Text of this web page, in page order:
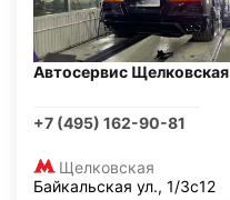
Автосервис Щелковская
+7 (495) 162-90-81
Щелковская
Байкальская ул., 1/3с12